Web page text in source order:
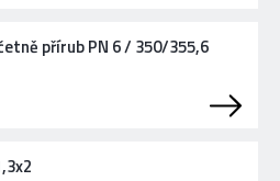
přírub PN 6 / 350/355,6